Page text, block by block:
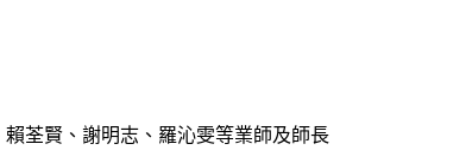
荃賢、謝明志、羅沁雯等業師及師長